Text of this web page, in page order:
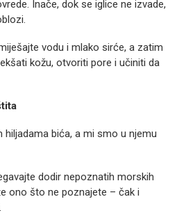
Inače, dok se iglice ne izvade,
vodu i mlako sirće, a zatim
kožu, otvoriti pore i učiniti da
bića, a mi smo u njemu
dodir nepoznatih morskih
ono što ne poznajete – čak i